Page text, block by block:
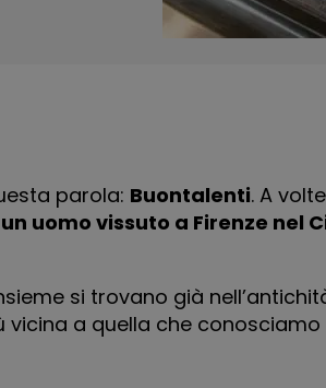
parola: Buontalenti. A
uomo vissuto a Firenze nel
si trovano già
a quella che conosciamo